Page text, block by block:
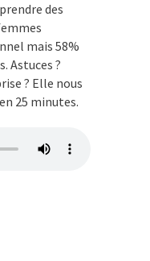
des
mais 58%
Astuces ?
? Elle nous
25 minutes.